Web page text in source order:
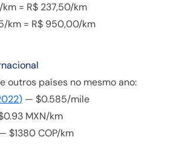
= R$ 237,50/km
km = R$ 950,00/km
outros países no mesmo ano:
) — $0.585/mile
MXN/km
$1380 COP/km